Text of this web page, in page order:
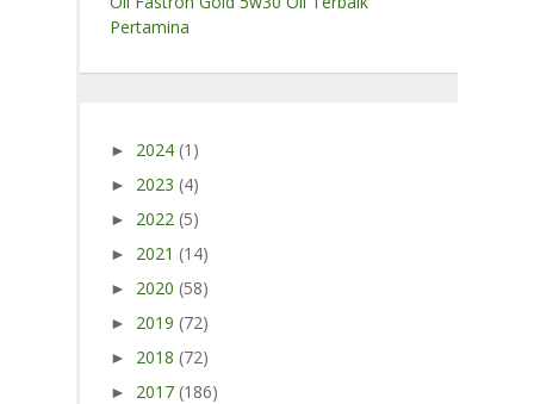
Pertamina
► 2024 (1)
► 2023 (4)
► 2022 (5)
► 2021 (14)
► 2020 (58)
► 2019 (72)
► 2018 (72)
► 2017 (186)